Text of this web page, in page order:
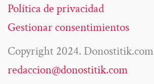
Política de privacidad
Gestionar consentimientos
Copyright 2024. Donostitik.com
redaccion@donostitik.com